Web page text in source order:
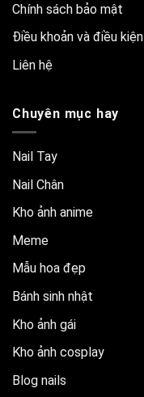
Chính sách bảo mật
Điều khoản và điều kiện
Liên hệ
Chuyên mục hay
Nail Tay
Nail Chân
Kho ảnh anime
Meme
Mẫu hoa đẹp
Bánh sinh nhật
Kho ảnh gái
Kho ảnh cosplay
Blog nails